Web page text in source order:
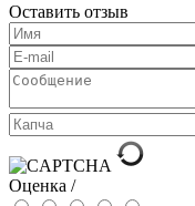
Оставить отзыв
Оценка /